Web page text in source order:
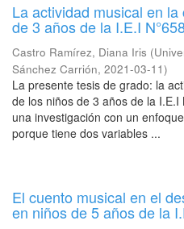
La actividad musical en
de 3 años de la I.E.I
Castro Ramírez, Diana Iris (
Sánchez Carrión, 2021-03-11)
La presente tesis de grado: la
de los niños de 3 años de la
una investigación con un
porque tiene dos variables ...
El cuento musical en el
en niños de 5 años de la